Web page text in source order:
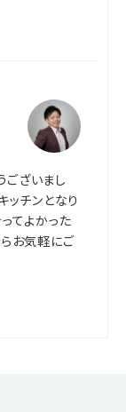
ございまし
ッチンとなり
てよかった
お気軽にご